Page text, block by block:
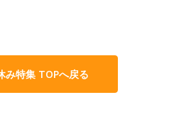
み特集 TOPへ戻る